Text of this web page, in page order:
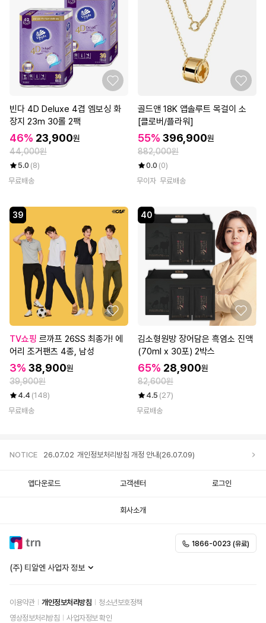
빈다 4D Deluxe 4겹 엠보싱 화
장지 23m 30롤 2팩
46% 23,900원
44,000원
5.0 (8)
무료배송
골드앤 18K 앱솔루트 목걸이 소
[클로버/플라워]
55% 396,900원
882,000원
0.0 (0)
무이자 무료배송
39
TV쇼핑
어리 조거팬츠 4종, 남성
3% 38,900원
39,900원
4.4 (148)
무료배송
40
김소형원방 장어담은 흑염소 진액
(70ml x 30포) 2박스
65% 28,900원
82,600원
4.5 (27)
무료배송
NOTICE 26.07.02 개인정보처리방침 개정 안내(26.07.09)
앱다운로드 고객센터 로그인
회사소개
(주) 티알엔 사업자 정보
이용약관 개인정보처리방침
청소년보호정책
영상정보처리방침
사업자정보 확인
1866-0023 (유료)